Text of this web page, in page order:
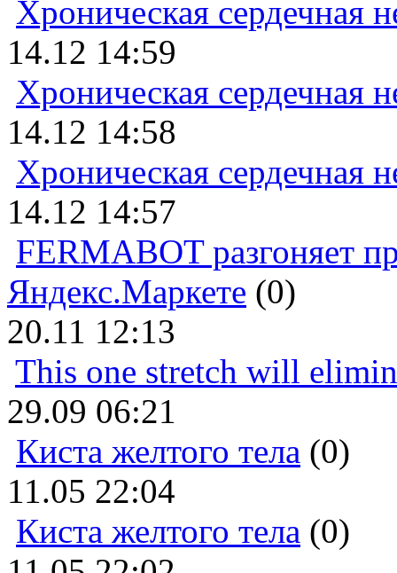
Хроническая сердечная
14.12 14:59
Хроническая сердечная
14.12 14:58
Хроническая сердечная
14.12 14:57
FERMABOT разгоняет
Яндекс.Маркете (0)
20.11 12:13
This one stretch will
29.09 06:21
Киста желтого тела (0)
11.05 22:04
Киста желтого тела (0)